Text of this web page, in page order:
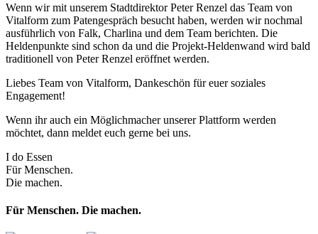
Wenn wir mit unserem Stadtdirektor Peter Renzel das Team von
Vitalform zum Patengespräch besucht haben, werden wir nochmal
ausführlich von Falk, Charlina und dem Team berichten. Die
Heldenpunkte sind schon da und die Projekt-Heldenwand wird bald
traditionell von Peter Renzel eröffnet werden.
Liebes Team von Vitalform, Dankeschön für euer soziales
Engagement!
Wenn ihr auch ein Möglichmacher unserer Plattform werden
möchtet, dann meldet euch gerne bei uns.
I do Essen
Für Menschen.
Die machen.
Für Menschen. Die machen.